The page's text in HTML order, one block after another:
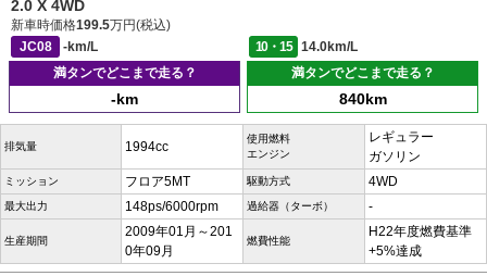
2.0 X 4WD
新車時価格199.5万円(税込)
JC08
-km/L 10・15
14.0km/L
満タンでどこまで走る？
-km
満タンでどこまで走る？
840km
排気量 1994cc
使用燃料
エンジン
レギュラー
ガソリン
ミッション フロア5MT 駆動方式 4WD
最大出力 148ps/6000rpm 過給器（ターボ） -
生産期間
2009年01月～201
0年09月
燃費性能
H22年度燃費基準
+5%達成